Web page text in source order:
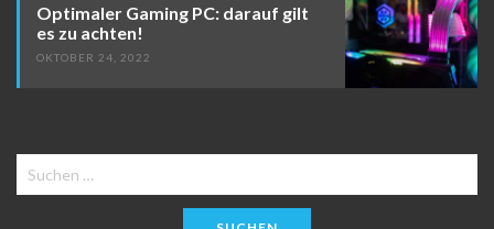
Optimaler Gaming PC: darauf gilt
es zu achten!
OKTOBER 24, 2022
Suchen
nach: